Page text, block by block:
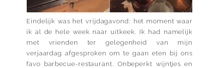
Eindelijk was het vrijdagavond: het moment waar
ik al de hele week naar uitkeek. Ik had namelijk
met vrienden ter gelegenheid van mijn
verjaardag afgesproken om te gaan eten bij ons
favo barbecue-restaurant. Onbeperkt wijntjes en